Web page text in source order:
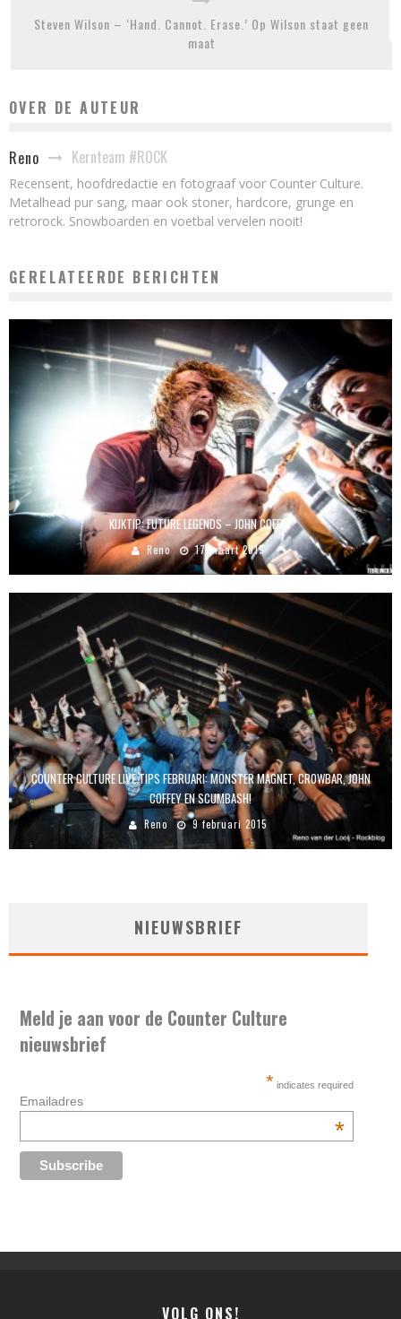
Steven Wilson – ‘Hand. Cannot. Erase.’ Op Wilson staat geen
maat
OVER DE AUTEUR
Reno Kernteam #ROCK
Recensent, hoofdredactie en fotograaf voor Counter Culture.
Metalhead pur sang, maar ook stoner, hardcore, grunge en
retrorock. Snowboarden en voetbal vervelen nooit!
GERELATEERDE BERICHTEN
KIJKTIP: FUTURE LEGENDS – JOHN COFFEY
Reno 17 maart 2015
COUNTER CULTURE LIVE TIPS FEBRUARI: MONSTER MAGNET, CROWBAR, JOHN
COFFEY EN SCUMBASH!
Reno 9 februari 2015
NIEUWSBRIEF
Meld je aan voor de Counter Culture
nieuwsbrief
* indicates required
Emailadres
*
VOLG ONS!